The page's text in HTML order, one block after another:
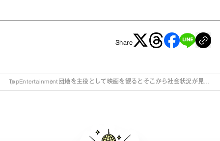
Share
TopEntertainment 団地を主役として映画を観るとそこから社会状況が見え